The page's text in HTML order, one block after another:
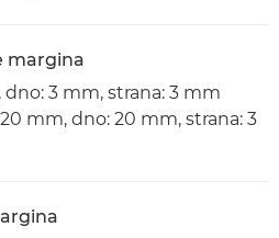
margina
3 mm, strana: 3 mm
mm, dno: 20 mm, strana: 3